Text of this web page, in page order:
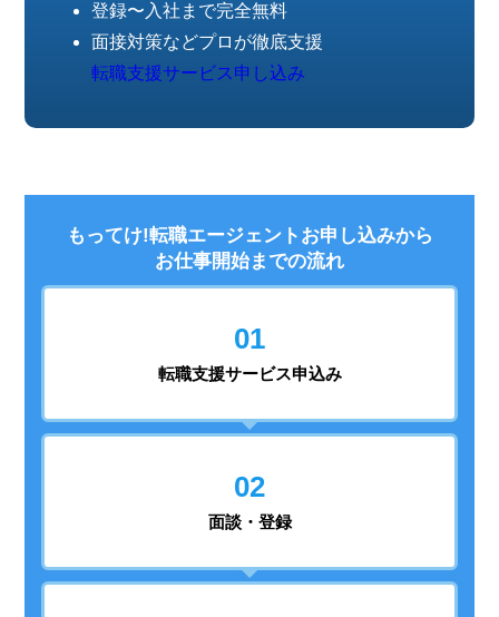
登録〜入社まで完全無料
面接対策などプロが徹底支援
転職支援サービス申し込み
もってけ!転職エージェントお申し込みから
お仕事開始までの流れ
01
転職支援サービス申込み
02
面談・登録